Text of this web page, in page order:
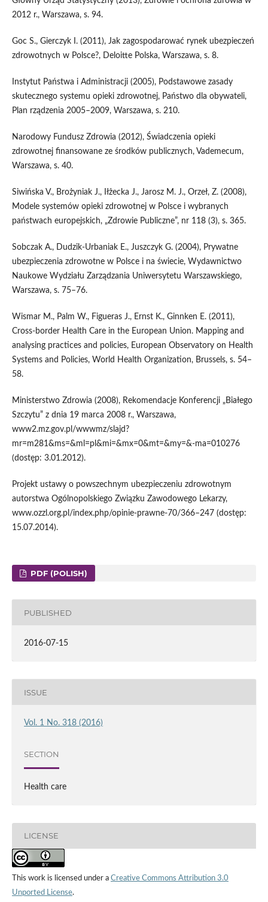
2012 r., Warszawa, s. 94.
Goc S., Gierczyk I. (2011), Jak zagospodarować rynek ubezpieczeń
zdrowotnych w Polsce?, Deloitte Polska, Warszawa, s. 8.
Instytut Państwa i Administracji (2005), Podstawowe zasady
skutecznego systemu opieki zdrowotnej, Państwo dla obywateli,
Plan rządzenia 2005–2009, Warszawa, s. 210.
Narodowy Fundusz Zdrowia (2012), Świadczenia opieki
zdrowotnej finansowane ze środków publicznych, Vademecum,
Warszawa, s. 40.
Siwińska V., Brożyniak J., Iłżecka J., Jarosz M. J., Orzeł, Z. (2008),
Modele systemów opieki zdrowotnej w Polsce i wybranych
państwach europejskich, „Zdrowie Publiczne”, nr 118 (3), s. 365.
Sobczak A., Dudzik-Urbaniak E., Juszczyk G. (2004), Prywatne
ubezpieczenia zdrowotne w Polsce i na świecie, Wydawnictwo
Naukowe Wydziału Zarządzania Uniwersytetu Warszawskiego,
Warszawa, s. 75–76.
Wismar M., Palm W., Figueras J., Ernst K., Ginnken E. (2011),
Cross-border Health Care in the European Union. Mapping and
analysing practices and policies, European Observatory on Health
Systems and Policies, World Health Organization, Brussels, s. 54–
58.
Ministerstwo Zdrowia (2008), Rekomendacje Konferencji „Białego
Szczytu” z dnia 19 marca 2008 r., Warszawa,
www2.mz.gov.pl/wwwmz/slajd?
mr=m281&ms=&ml=pl&mi=&mx=0&mt=&my=&-ma=010276
(dostęp: 3.01.2012).
Projekt ustawy o powszechnym ubezpieczeniu zdrowotnym
autorstwa Ogólnopolskiego Związku Zawodowego Lekarzy,
www.ozzl.org.pl/index.php/opinie-prawne-70/366–247 (dostęp:
15.07.2014).
PDF (POLISH)
PUBLISHED
2016-07-15
ISSUE
Vol. 1 No. 318 (2016)
SECTION
Health care
LICENSE
This work is licensed under a Creative Commons Attribution 3.0
Unported License.